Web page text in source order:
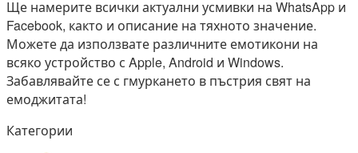
Ще намерите всички актуални усмивки на WhatsApp и
Facebook, както и описание на тяхното значение.
Можете да използвате различните емотикони на
всяко устройство с Apple, Android и Windows.
Забавлявайте се с гмуркането в пъстрия свят на
емоджитата!
Категории